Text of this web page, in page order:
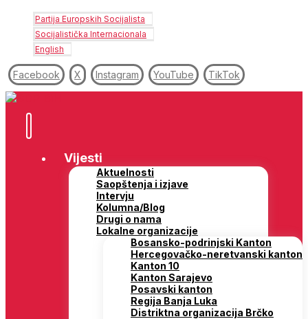
Partija Europskih Socijalista
Socijalistička Internacionala
English
Facebook X Instagram YouTube TikTok
Vijesti
Aktuelnosti
Saopštenja i izjave
Intervju
Kolumna/Blog
Drugi o nama
Lokalne organizacije
Bosansko-podrinjski Kanton
Hercegovačko-neretvanski kanton
Kanton 10
Kanton Sarajevo
Posavski kanton
Regija Banja Luka
Distriktna organizacija Brčko